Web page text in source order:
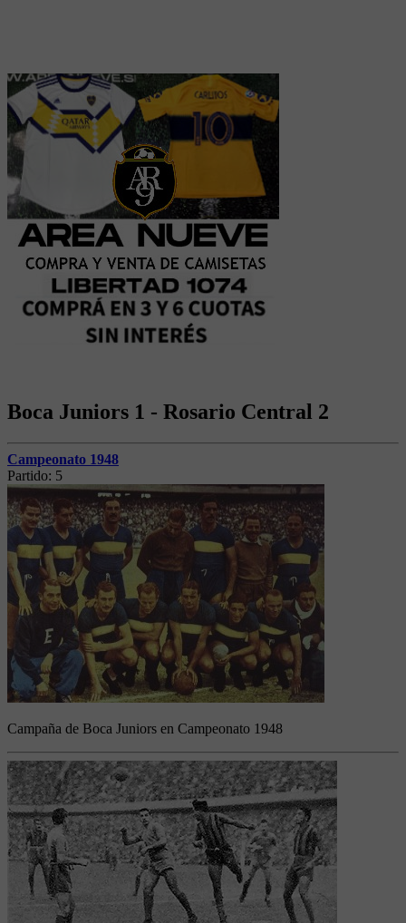
Boca Juniors 1 - Rosario Central 2
Campeonato 1948
Partido: 5
Campaña de Boca Juniors en Campeonato 1948